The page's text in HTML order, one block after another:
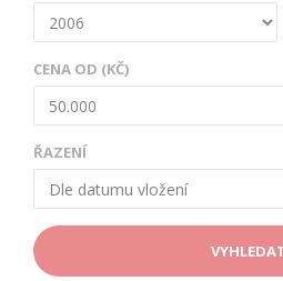
CENA OD (KČ)
ŘAZENÍ